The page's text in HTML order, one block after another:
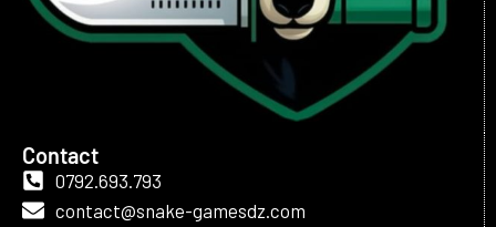
Contact
0792.693.793
contact@snake-gamesdz.com